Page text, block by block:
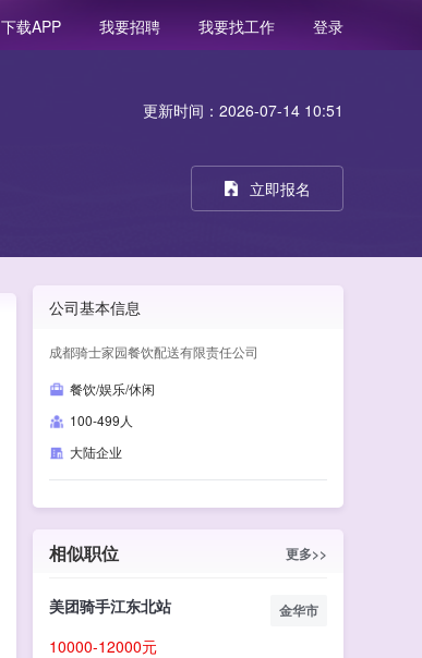
下载APP 我要招聘 我要找工作 登录
更新时间：2026-07-14 10:51
立即报名
公司基本信息
成都骑士家园餐饮配送有限责任公司
餐饮/娱乐/休闲
100-499人
大陆企业
相似职位 更多>>
美团骑手江东北站 金华市
10000-12000元